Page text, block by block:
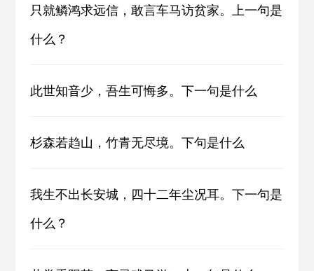
只就鳞鸿求远信，敢言车马访贫家。上一句是
什么？
此世知音少，吾生可悔多。下一句是什么
杉森若趋山，竹青无尽境。下句是什么
我生不出长安城，四十二年尘况耳。下一句是
什么？